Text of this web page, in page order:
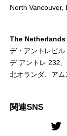
North Vancouver,
The Netherlands
デ・アントレビル
デ アントレ 232
北オランダ、アム
関連SNS